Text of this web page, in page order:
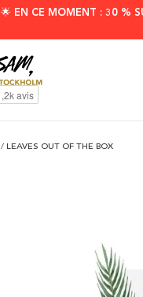
🌟 EN CE MOMENT : 30 %
/ LEAVES OUT OF THE BOX